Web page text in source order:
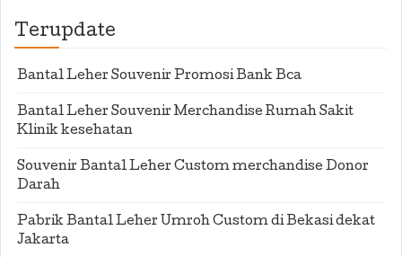
Terupdate
Bantal Leher Souvenir Promosi Bank Bca
Bantal Leher Souvenir Merchandise Rumah Sakit
Klinik kesehatan
Souvenir Bantal Leher Custom merchandise Donor
Darah
Pabrik Bantal Leher Umroh Custom di Bekasi dekat
Jakarta